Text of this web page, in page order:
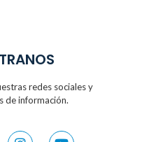
redes sociales y
de información.